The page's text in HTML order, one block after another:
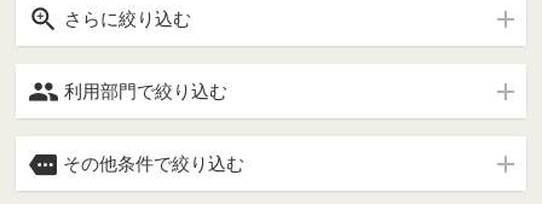
 さらに絞り込む
 利用部門で絞り込む
 その他条件で絞り込む